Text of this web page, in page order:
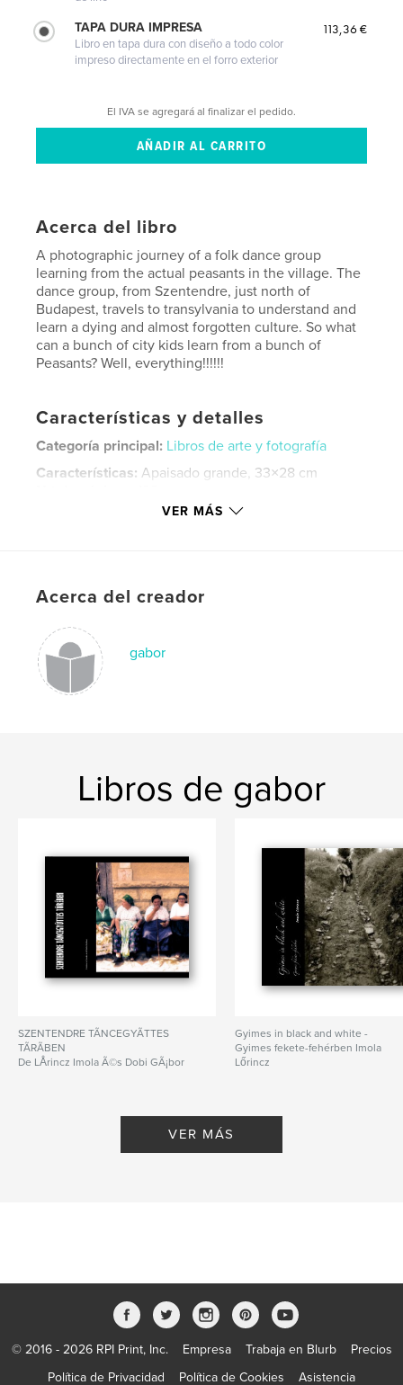
TAPA DURA IMPRESA
Libro en tapa dura con diseño a todo color
impreso directamente en el forro exterior
113,36 €
El IVA se agregará al finalizar el pedido.
Acerca del libro
A photographic journey of a folk dance group
learning from the actual peasants in the village. The
dance group, from Szentendre, just north of
Budapest, travels to transylvania to understand and
learn a dying and almost forgotten culture. So what
can a bunch of city kids learn from a bunch of
Peasants? Well, everything!!!!!!
Características y detalles
Categoría principal: Libros de arte y fotografía
Características: Apaisado grande, 33×28 cm
Fecha de publicación:dic. 06, 2007
ture , hungarian
, transylvania , erdely
peasants
VER MÁS
Acerca del creador
gabor
Libros de gabor
SZENTENDRE TÃNCEGYÃTTES
TÃRÃBEN
De LÅrincz Imola Ã©s Dobi GÃ¡bor
Gyimes in black and white -
Gyimes fekete-fehérben Imola
Lőrincz
VER MÁS
© 2016 - 2026 RPI Print, Inc. Empresa Trabaja en Blurb
Precios
Política de Privacidad
Política de Cookies Asistencia